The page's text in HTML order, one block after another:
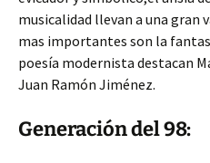
musicalidad llevan a una gran
mas importantes son la
poesía modernista destacan
Juan Ramón Jiménez.
Generación del 98: